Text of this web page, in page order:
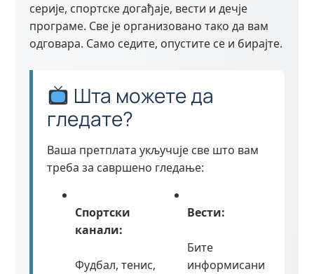
серије, спортске догађаје, вести и дечје
програме. Све је организовано тако да вам
одговара. Само седите, опустите се и бирајте.
Шта можете да
гледате?
Ваша претплата укључuje све што вам
треба за савршено гледање:
Спортски
канали:
Фудбал, тенис,
Вести:
Бите
информисани